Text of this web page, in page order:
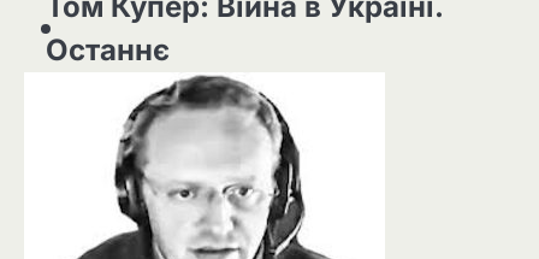
Том Купер: Війна в Україні.
Останнє